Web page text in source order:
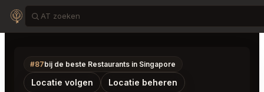
#87bij de beste Restaurants in Singapore
Locatie volgen Locatie beheren